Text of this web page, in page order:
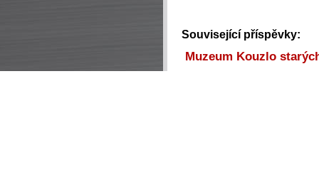
Související příspěvky:
Muzeum Kouzlo